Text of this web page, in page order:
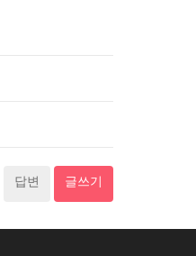
답변 글쓰기